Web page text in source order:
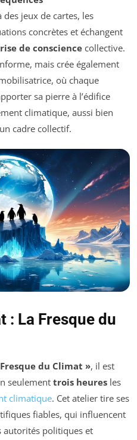
des jeux de cartes, les
concrètes et échangent
de conscience collective.
mais crée également
où chaque
sa pierre à l’édifice
climatique, aussi bien
cadre collectif.
: La Fresque du
du Climat », il est
seulement trois heures les
climatique. Cet atelier tire ses
fiables, qui influencent
autorités politiques et